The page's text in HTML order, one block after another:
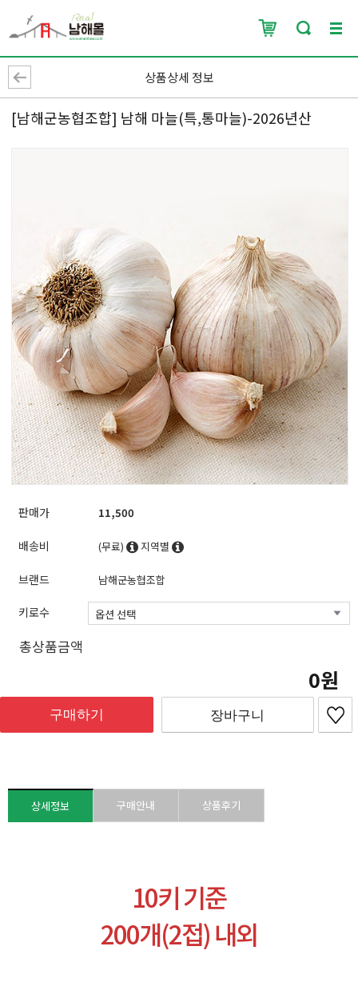
상품상세 정보
[남해군농협조합] 남해 마늘(특,통마늘)-2026년산
판매가 11,500
배송비 (무료) 지역별
브랜드 남해군농협조합
키로수
총상품금액
0
구매하기 장바구니
상세정보 구매안내 상품후기
10키 기준
200개(2접) 내외